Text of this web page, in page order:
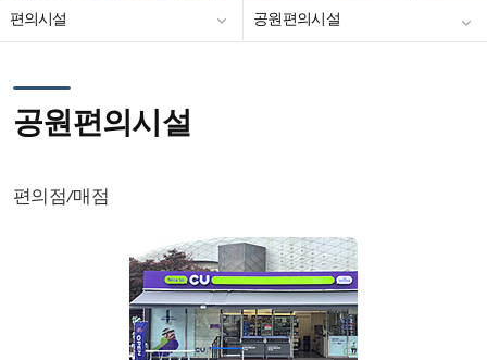
기
편의시설
공원편의시설
공원편의시설
편의점/매점